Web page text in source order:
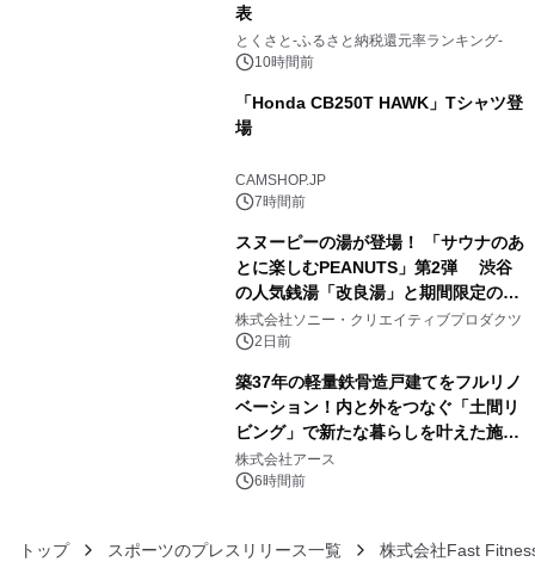
表
とくさと-ふるさと納税還元率ランキング-
10時間前
「Honda CB250T HAWK」Tシャツ登
場
CAMSHOP.JP
7時間前
スヌーピーの湯が登場！ 「サウナのあ
とに楽しむPEANUTS」第2弾 渋谷
の人気銭湯「改良湯」と期間限定のコ
ラボレーション サウナイキタイコラ
ボグッズも発売決定！
株式会社ソニー・クリエイティブプロダクツ
2日前
築37年の軽量鉄骨造戸建てをフルリノ
ベーション！内と外をつなぐ「土間リ
ビング」で新たな暮らしを叶えた施工
事例を株式会社アースが公開
株式会社アース
6時間前
トップ スポーツのプレスリリース一覧 株式会社Fast